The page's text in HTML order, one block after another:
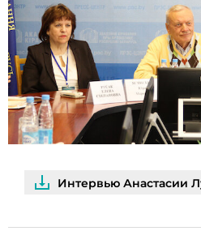
Интервью Анастасии